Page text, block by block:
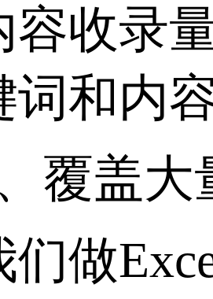
容收录
词和内
盖大
Excel